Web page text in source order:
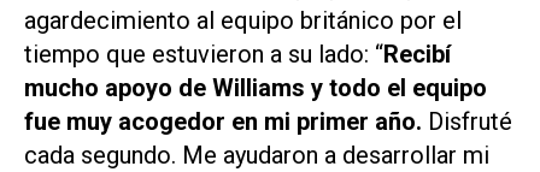
agardecimiento al equipo británico por el
tiempo que estuvieron a su lado: “Recibí
mucho apoyo de Williams y todo el equipo
fue muy acogedor en mi primer año. Disfruté
cada segundo. Me ayudaron a desarrollar mi